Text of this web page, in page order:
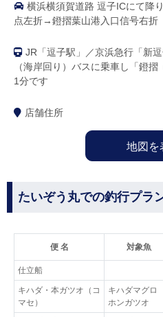
横浜横須賀道路 逗子ICにて降
点左折→鐙摺葉山港入口信号右折
JR「逗子駅」／京浜急行「新
（海岸回り）バスに乗車し「鐙
1分です
店舗住所
地図を
たいぞう丸での釣行プラ
便 名 対象魚
仕立船
キハダ・本ガツオ（コ
マセ）
キハダマグロ
ホンガツオ